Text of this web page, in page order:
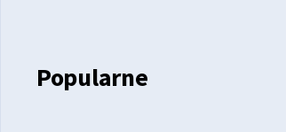
Popularne